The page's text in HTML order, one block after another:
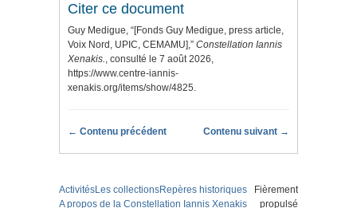
Citer ce document
Guy Medigue, “[Fonds Guy Medigue, press article,
Voix Nord, UPIC, CEMAMU],” Constellation Iannis
Xenakis., consulté le 7 août 2026,
https://www.centre-iannis-
xenakis.org/items/show/4825.
← Contenu précédent Contenu suivant →
ActivitésLes collectionsRepères historiques
A propos de la Constellation Iannis Xenakis
Fièrement
propulsé